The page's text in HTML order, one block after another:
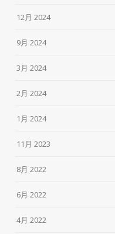
12月 2024
9月 2024
3月 2024
2月 2024
1月 2024
11月 2023
8月 2022
6月 2022
4月 2022